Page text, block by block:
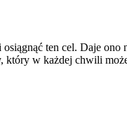
ten cel. Daje ono
który w każdej chwili